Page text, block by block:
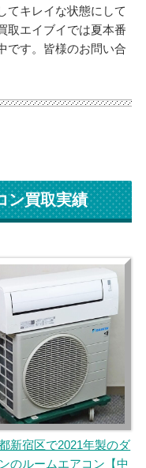
てキレイな状態にして
取エイブイでは夏本番
です。皆様のお問い合
ン買取実績
新宿区で2021年製のダ
のルームエアコン【中